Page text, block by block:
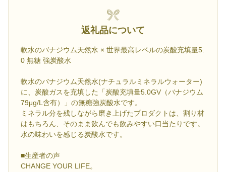
返礼品について
軟水のバナジウム天然水 × 世界最高レベルの炭酸充填量5.
0 無糖 強炭酸水
軟水のバナジウム天然水(ナチュラルミネラルウォーター)
に、炭酸ガスを充填した「炭酸充填量5.0GV（バナジウム
79μg/L含有）」の無糖強炭酸水です。
ミネラル分を残しながら磨き上げたプロダクトは、割り材
はもちろん、そのまま飲んでも飲みやすい口当たりです。
水の味わいを感じる炭酸水です。
■生産者の声
CHANGE YOUR LIFE。